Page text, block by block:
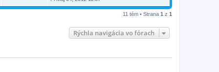
11 tém • Strana 1 z 1
Rýchla navigácia vo fórach